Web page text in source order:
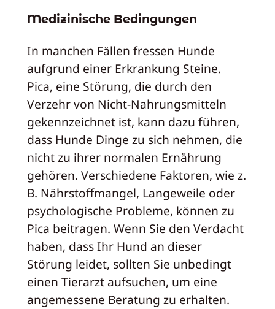
Medizinische Bedingungen
In manchen Fällen fressen Hunde
aufgrund einer Erkrankung Steine.
Pica, eine Störung, die durch den
Verzehr von Nicht-Nahrungsmitteln
gekennzeichnet ist, kann dazu führen,
dass Hunde Dinge zu sich nehmen, die
nicht zu ihrer normalen Ernährung
gehören. Verschiedene Faktoren, wie z.
B. Nährstoffmangel, Langeweile oder
psychologische Probleme, können zu
Pica beitragen. Wenn Sie den Verdacht
haben, dass Ihr Hund an dieser
Störung leidet, sollten Sie unbedingt
einen Tierarzt aufsuchen, um eine
angemessene Beratung zu erhalten.